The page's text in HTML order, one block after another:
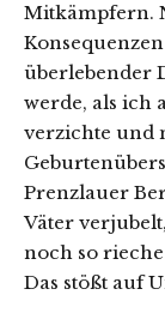
Mitkämpfern.
überlebender
werde, als ich
verzichte und
Prenzlauer
Väter
noch so
Das stößt auf